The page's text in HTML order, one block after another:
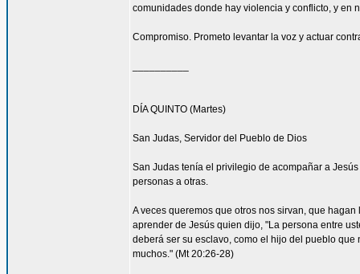
comunidades donde hay violencia y conflicto, y en
Compromiso. Prometo levantar la voz y actuar
DÍA QUINTO (Martes)
San Judas, Servidor del Pueblo de Dios
San Judas tenía el privilegio de acompañar a
personas a otras.
A veces queremos que otros nos sirvan, que
aprender de Jesús quien dijo, "La persona entre
deberá ser su esclavo, como el hijo del pueblo
muchos." (Mt 20:26-28)